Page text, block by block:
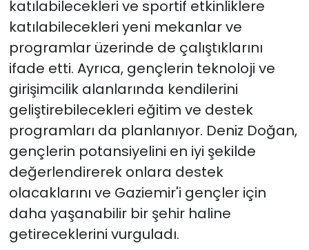
katılabilecekleri ve sportif etkinliklere
katılabilecekleri yeni mekanlar ve
programlar üzerinde de çalıştıklarını
ifade etti. Ayrıca, gençlerin teknoloji ve
girişimcilik alanlarında kendilerini
geliştirebilecekleri eğitim ve destek
programları da planlanıyor. Deniz Doğan,
gençlerin potansiyelini en iyi şekilde
değerlendirerek onlara destek
olacaklarını ve Gaziemir'i gençler için
daha yaşanabilir bir şehir haline
getireceklerini vurguladı.